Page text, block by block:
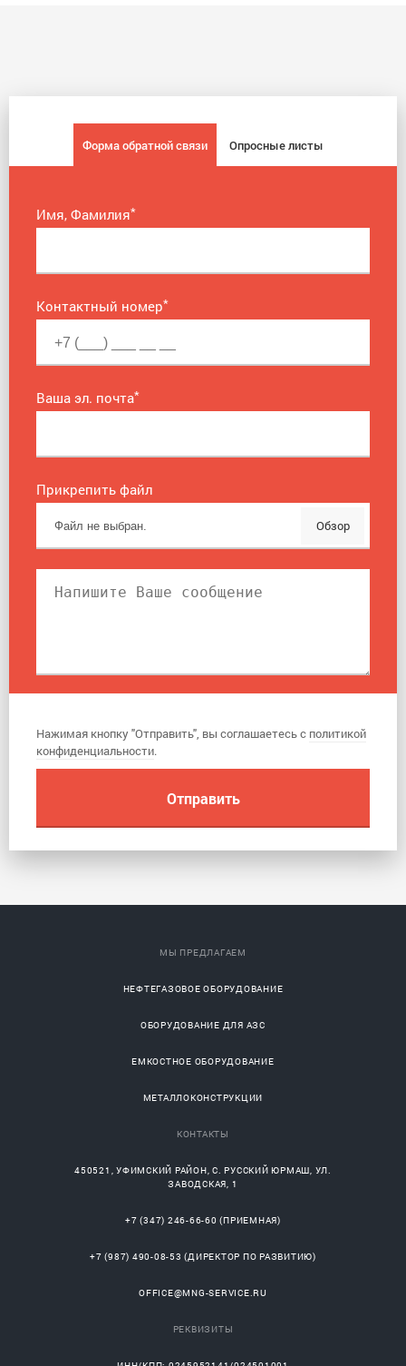
Форма обратной связи Опросные листы
Имя, Фамилия*
Контактный номер*
Ваша эл. почта*
Прикрепить файл
Обзор
Нажимая кнопку "Отправить", вы соглашаетесь с политикой
конфиденциальности.
МЫ ПРЕДЛАГАЕМ
НЕФТЕГАЗОВОЕ ОБОРУДОВАНИЕ
ОБОРУДОВАНИЕ ДЛЯ АЗС
ЕМКОСТНОЕ ОБОРУДОВАНИЕ
МЕТАЛЛОКОНСТРУКЦИИ
КОНТАКТЫ
450521 ,УФИМСКИЙ РАЙОН, С.РУССКИЙ ЮРМАШ, УЛ.
ЗАВОДСКАЯ, 1
+7 (347) 246-66-60 (ПРИЕМНАЯ)
+7 (987) 490-08-53 (ДИРЕКТОР ПО РАЗВИТИЮ)
OFFICE@MNG-SERVICE.RU
РЕКВИЗИТЫ